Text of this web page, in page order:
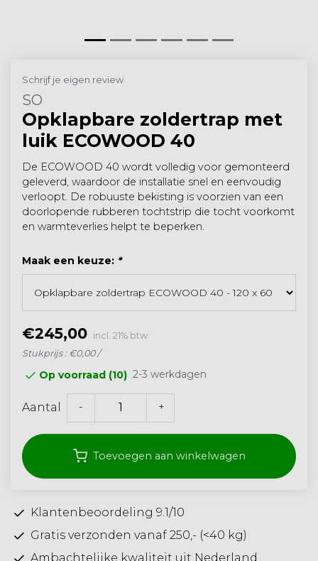
Schrijf je eigen review
SO
Opklapbare zoldertrap met
luik ECOWOOD 40
De ECOWOOD 40 wordt volledig voor gemonteerd
geleverd, waardoor de installatie snel en eenvoudig
verloopt. De robuuste bekisting is voorzien van een
doorlopende rubberen tochtstrip die tocht voorkomt
en warmteverlies helpt te beperken.
Maak een keuze: *
€245,00 incl. 21% btw
Stukprijs : €0,00 /
Op voorraad (10) 2-3 werkdagen
Aantal - +
Toevoegen aan winkelwagen
Klantenbeoordeling 9.1/10
Gratis verzonden vanaf 250,- (<40 kg)
Ambachtelijke kwaliteit uit Nederland